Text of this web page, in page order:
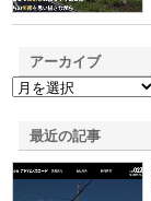
アーカイブ
最近の記事